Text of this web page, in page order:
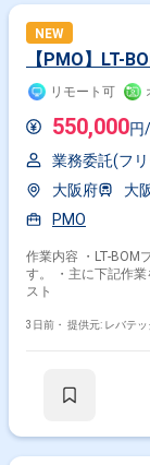
NEW
【PMO】LT-
リモート可
550,000円
業務委託(フ
大阪府
大
PMO
作業内容 ・LT-BOM
す。 ・主に下記作
スト
3日前・ 提供元: レバテ